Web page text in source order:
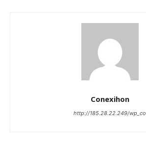
Conexihon
http://185.28.22.249/wp_co